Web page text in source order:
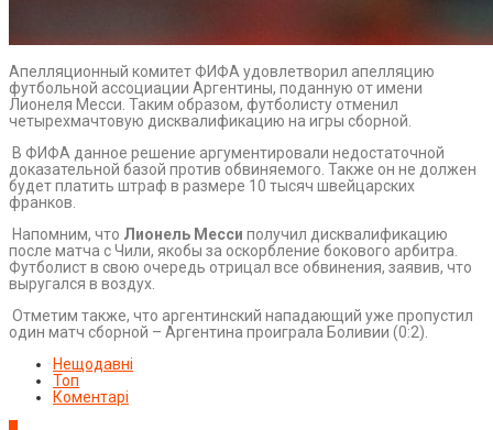
Апелляционный комитет ФИФА удовлетворил апелляцию
футбольной ассоциации Аргентины, поданную от имени
Лионеля Месси. Таким образом, футболисту отменил
четырехмачтовую дисквалификацию на игры сборной.
В ФИФА данное решение аргументировали недостаточной
доказательной базой против обвиняемого. Также он не должен
будет платить штраф в размере 10 тысяч швейцарских
франков.
Напомним, что Лионель Месси получил дисквалификацию
после матча с Чили, якобы за оскорбление бокового арбитра.
Футболист в свою очередь отрицал все обвинения, заявив, что
выругался в воздух.
Отметим также, что аргентинский нападающий уже пропустил
один матч сборной – Аргентина проиграла Боливии (0:2).
Нещодавні
Топ
Коментарі